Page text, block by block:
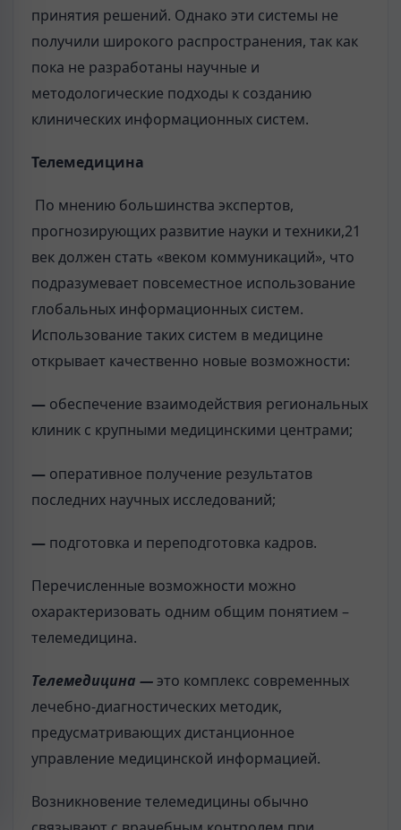
принятия решений. Однако эти системы не
получили широкого распространения, так как
пока не разработаны научные и
методологические подходы к созданию
клинических информационных систем.
Телемедицина
По мнению большинства экспертов,
прогнозирующих развитие науки и техники,21
век должен стать «веком коммуникаций», что
подразумевает повсеместное использование
глобальных информационных систем.
Использование таких систем в медицине
открывает качественно новые возможности:
— обеспечение взаимодействия региональных
клиник с крупными медицинскими центрами;
— оперативное получение результатов
последних научных исследований;
— подготовка и переподготовка кадров.
Перечисленные возможности можно
охарактеризовать одним общим понятием –
телемедицина.
Телемедицина —это комплекс современных
лечебно-диагностических методик,
предусматривающих дистанционное
управление медицинской информацией.
Возникновение телемедицины обычно